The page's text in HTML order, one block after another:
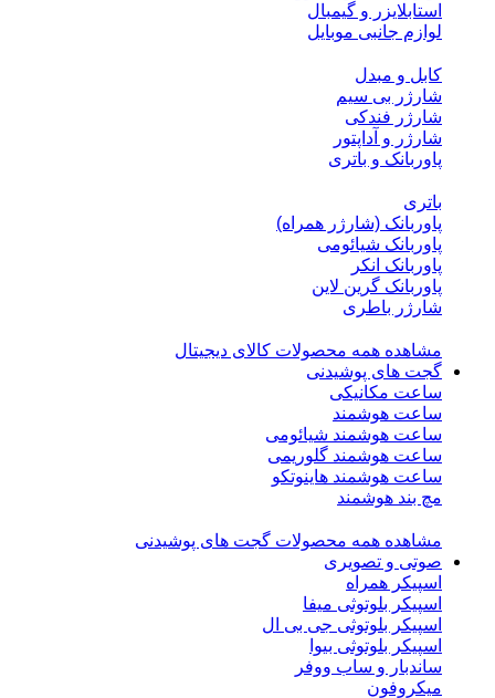
استابلایزر و گیمبال
لوازم جانبی موبایل
کابل و مبدل
شارژر بی سیم
شارژر فندکی
شارژر و آداپتور
پاوربانک و باتری
باتری
پاوربانک (شارژر همراه)
پاوربانک شیائومی
پاوربانک انکر
پاوربانک گرین لاین
شارژر باطری
مشاهده همه محصولات کالای دیجیتال
گجت های پوشیدنی
ساعت مکانیکی
ساعت هوشمند
ساعت هوشمند شیائومی
ساعت هوشمند گلوریمی
ساعت هوشمند هاینوتکو
مچ بند هوشمند
مشاهده همه محصولات گجت های پوشیدنی
صوتی و تصویری
اسپیکر همراه
اسپیکر بلوتوثی میفا
اسپیکر بلوتوثی جی بی ال
اسپیکر بلوتوثی بیوا
ساندبار و ساب ووفر
میکروفون